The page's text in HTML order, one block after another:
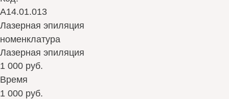
А14.01.013
Лазерная эпиляция
номенклатура
Лазерная эпиляция
1 000 руб.
Время
1 000 руб.